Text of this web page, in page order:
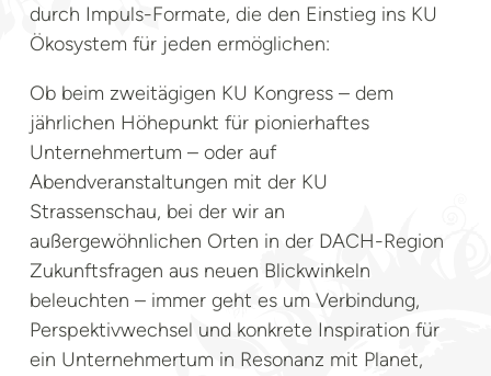
durch Impuls-Formate, die den Einstieg ins KU
Ökosystem für jeden ermöglichen:
Ob beim zweitägigen KU Kongress – dem
jährlichen Höhepunkt für pionierhaftes
Unternehmertum – oder auf
Abendveranstaltungen mit der KU
Strassenschau, bei der wir an
außergewöhnlichen Orten in der DACH-Region
Zukunftsfragen aus neuen Blickwinkeln
beleuchten – immer geht es um Verbindung,
Perspektivwechsel und konkrete Inspiration für
ein Unternehmertum in Resonanz mit Planet,